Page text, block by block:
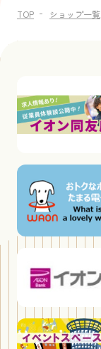
TOP ショップ一覧